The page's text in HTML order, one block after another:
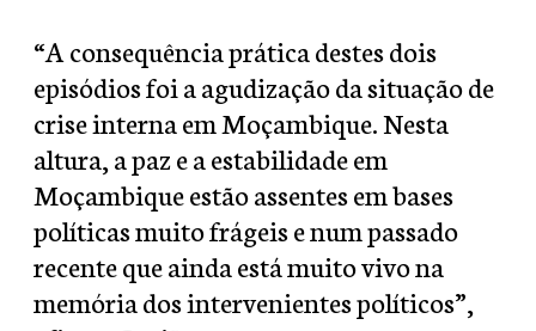
“A consequência prática destes dois
episódios foi a agudização da situação de
crise interna em Moçambique. Nesta
altura, a paz e a estabilidade em
Moçambique estão assentes em bases
políticas muito frágeis e num passado
recente que ainda está muito vivo na
memória dos intervenientes políticos”,